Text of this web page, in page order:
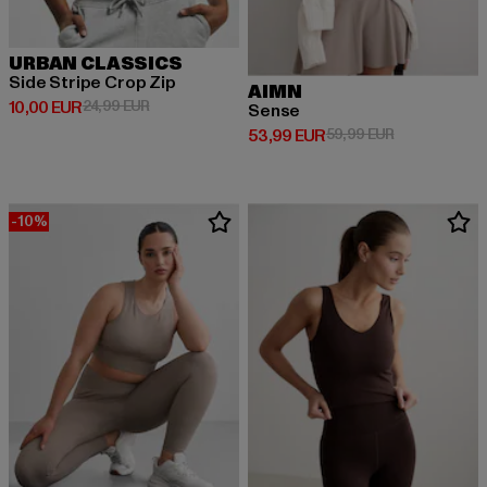
URBAN CLASSICS
Side Stripe Crop Zip
10,00 EUR
Derzeitiger Preis: 10,00 EUR
24,99 EURAktionspreis: 24,99 EUR
AIMN
Sense
53,99 EUR
Derzeitiger Preis: 53,99 EUR
59,99 EURAktionspreis:
-10%